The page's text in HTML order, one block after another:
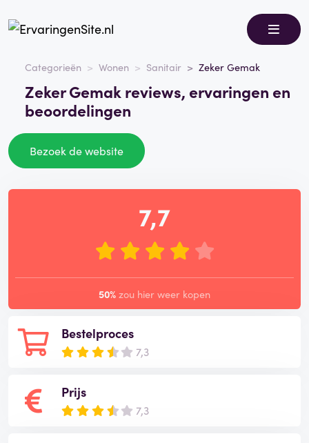
Categorieën Wonen Sanitair Zeker Gemak
Zeker Gemak reviews, ervaringen en
beoordelingen
Bezoek de website
Bestelproces
7,3
Prijs
7,3
7,7
50% zou hier weer kopen